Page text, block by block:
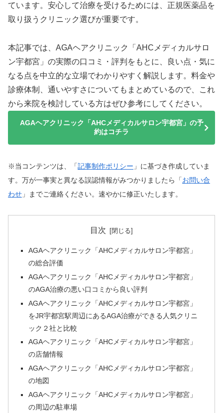
ています。安心して治療を受けるためには、正規医薬品を
取り扱うクリニック選びが重要です。
本記事では、AGAヘアクリニック「AHCメディカルサロ
ン宇都宮」の実際の口コミ・評判をもとに、良い点・気に
なる点を中立的な立場でわかりやすく解説します。料金や
診療体制、通いやすさについてもまとめているので、これ
から来院を検討している方はぜひ参考にしてください。
AGAヘアクリニック「AHCメディカルサロン宇都宮」の予
約はコチラ
※当コンテンツは、「記事制作ポリシー 」に基づき作成していま
す。万が一事実と異なる誤認情報がみつかりましたら「お問い合
わせ 」までご連絡ください。速やかに修正いたします。
目次
AGAヘアクリニック「AHCメディカルサロン宇都宮」
の総合評価
AGAヘアクリニック「AHCメディカルサロン宇都宮」
のAGA治療の悪い口コミから良い評判
AGAヘアクリニック「AHCメディカルサロン宇都宮」
をJR宇都宮駅周辺にあるAGA治療ができる人気クリニ
ック２社と比較
AGAヘアクリニック「AHCメディカルサロン宇都宮」
の店舗情報
AGAヘアクリニック「AHCメディカルサロン宇都宮」
の地図
AGAヘアクリニック「AHCメディカルサロン宇都宮」
の周辺の駐車場